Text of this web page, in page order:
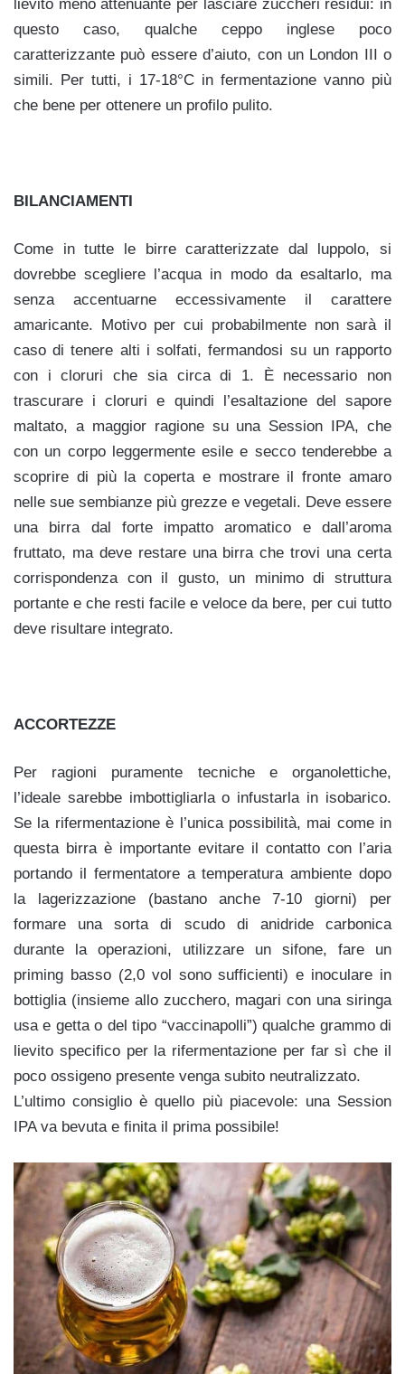
lievito meno attenuante per lasciare zuccheri residui: in
questo caso, qualche ceppo inglese poco
caratterizzante può essere d’aiuto, con un London III o
simili. Per tutti, i 17-18°C in fermentazione vanno più
che bene per ottenere un profilo pulito.
BILANCIAMENTI
Come in tutte le birre caratterizzate dal luppolo, si
dovrebbe scegliere l’acqua in modo da esaltarlo, ma
senza accentuarne eccessivamente il carattere
amaricante. Motivo per cui probabilmente non sarà il
caso di tenere alti i solfati, fermandosi su un rapporto
con i cloruri che sia circa di 1. È necessario non
trascurare i cloruri e quindi l’esaltazione del sapore
maltato, a maggior ragione su una Session IPA, che
con un corpo leggermente esile e secco tenderebbe a
scoprire di più la coperta e mostrare il fronte amaro
nelle sue sembianze più grezze e vegetali. Deve essere
una birra dal forte impatto aromatico e dall’aroma
fruttato, ma deve restare una birra che trovi una certa
corrispondenza con il gusto, un minimo di struttura
portante e che resti facile e veloce da bere, per cui tutto
deve risultare integrato.
ACCORTEZZE
Per ragioni puramente tecniche e organolettiche,
l’ideale sarebbe imbottigliarla o infustarla in isobarico.
Se la rifermentazione è l’unica possibilità, mai come in
questa birra è importante evitare il contatto con l’aria
portando il fermentatore a temperatura ambiente dopo
la lagerizzazione (bastano anche 7-10 giorni) per
formare una sorta di scudo di anidride carbonica
durante la operazioni, utilizzare un sifone, fare un
priming basso (2,0 vol sono sufficienti) e inoculare in
bottiglia (insieme allo zucchero, magari con una siringa
usa e getta o del tipo “vaccinapolli”) qualche grammo di
lievito specifico per la rifermentazione per far sì che il
poco ossigeno presente venga subito neutralizzato.
L’ultimo consiglio è quello più piacevole: una Session
IPA va bevuta e finita il prima possibile!